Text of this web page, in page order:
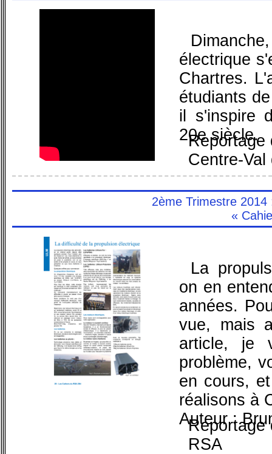
électrique
Chartres.
étudiants
il s'inspire
20e siècle.
Reportage
Centre-Val
2ème Trimestre
«
La
on en
années.
vue, mais
article, je
problème,
en cours,
réalisons à
Auteur :
Reportage
RSA